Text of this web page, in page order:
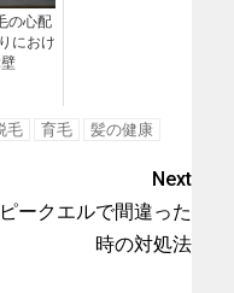
の心配
におけ
毛 育毛 髪の健康
Next
ークエルで間違った
時の対処法